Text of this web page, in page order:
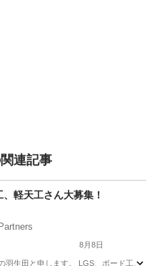
連記事
軽天工さん大募集！
8月8日
羽生田と申します。 LGS、ボード工、